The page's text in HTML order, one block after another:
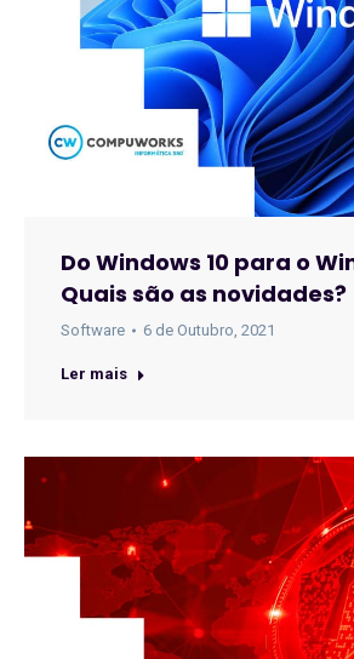
Do Windows 10 para o
Quais são as novidades?
Software 6 de Outubro, 2021
Ler mais